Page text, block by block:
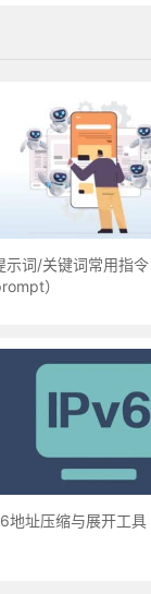
示词/关键词常用指令
）
地址压缩与展开工具